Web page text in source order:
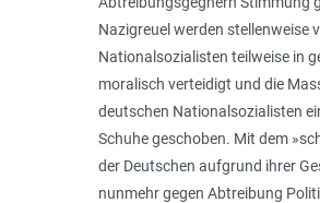
Nazigreuel werden stellenweise
Nationalsozialisten teilweise in
moralisch verteidigt und die
deutschen Nationalsozialisten
Schuhe geschoben. Mit dem »
der Deutschen aufgrund ihrer
nunmehr gegen Abtreibung